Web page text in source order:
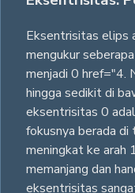
Eksentrisitas elips
mengukur
menjadi 0 href="4.
hingga sedikit di
eksentrisitas 0
fokusnya berada
meningkat ke arah
memanjang dan
eksentrisitas